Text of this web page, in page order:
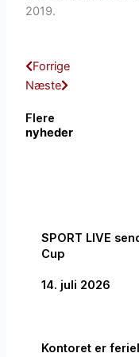
2019.
Tidligere
Forrige
Næste
Næste
Flere
nyheder
SPORT LIVE
Cup
14. juli 2026
Kontoret er